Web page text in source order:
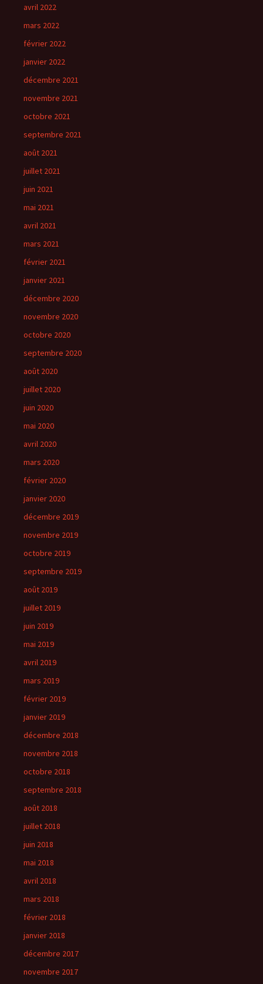
avril 2022
mars 2022
février 2022
janvier 2022
décembre 2021
novembre 2021
octobre 2021
septembre 2021
août 2021
juillet 2021
juin 2021
mai 2021
avril 2021
mars 2021
février 2021
janvier 2021
décembre 2020
novembre 2020
octobre 2020
septembre 2020
août 2020
juillet 2020
juin 2020
mai 2020
avril 2020
mars 2020
février 2020
janvier 2020
décembre 2019
novembre 2019
octobre 2019
septembre 2019
août 2019
juillet 2019
juin 2019
mai 2019
avril 2019
mars 2019
février 2019
janvier 2019
décembre 2018
novembre 2018
octobre 2018
septembre 2018
août 2018
juillet 2018
juin 2018
mai 2018
avril 2018
mars 2018
février 2018
janvier 2018
décembre 2017
novembre 2017